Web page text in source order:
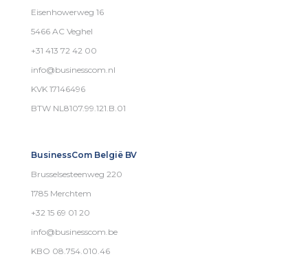
Eisenhowerweg 16
5466 AC Veghel
+31 413 72 42 00
info@businesscom.nl
KVK 17146496
BTW NL8107.99.121.B.01
BusinessCom België BV
Brusselsesteenweg 220
1785 Merchtem
+32 15 69 01 20
info@businesscom.be
KBO 08.754.010.46